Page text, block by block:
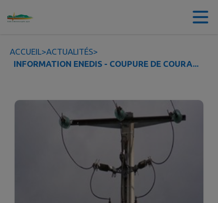
Contenu
ACCUEIL>ACTUALITÉS>
INFORMATION ENEDIS - COUPURE DE COURA...